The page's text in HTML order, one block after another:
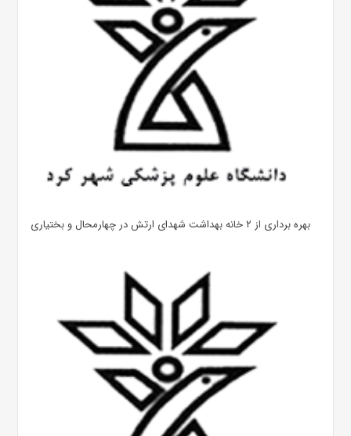
بهره ‌برداری از ۲ خانه بهداشت شهدای ارتش در چهارمحال و بختیاری